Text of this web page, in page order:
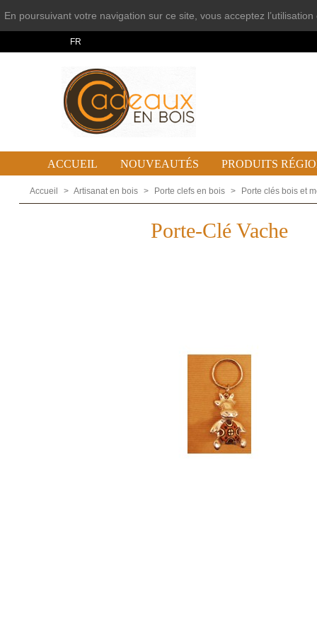
En poursuivant votre navigation sur ce site, vous acceptez l’utilisation
FR
ACCUEIL NOUVEAUTÉS PRODUITS
Accueil > Artisanat en bois > Porte clefs en bois > Porte clés bois et
Porte-Clé Vache